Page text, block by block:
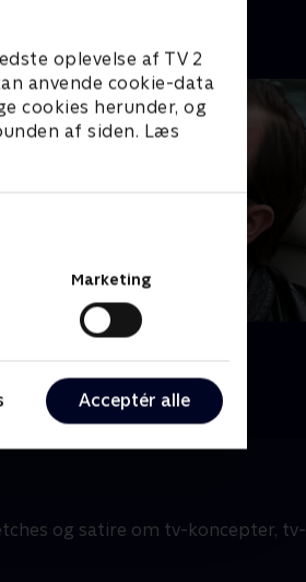
oplevelse af TV 2
anvende cookie-data
cookies herunder, og
af siden. Læs
Marketing
Acceptér alle
Danish Dynamite
• 3 sæsoner
og satire om tv-koncepter, tv-